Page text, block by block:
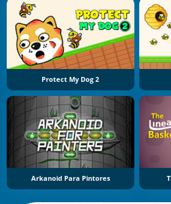
Protect My Dog 2
Arkanoid Para Pintores